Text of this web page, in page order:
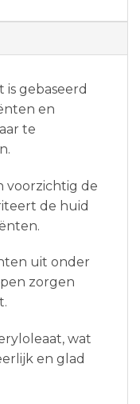
is gebaseerd
en
te
voorzichtig de
de huid
uit onder
zorgen
wat
en glad